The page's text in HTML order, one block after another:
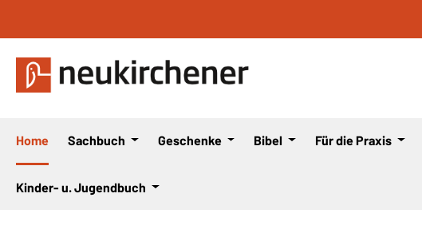
Home Sachbuch Geschenke Bibel Für die Praxis
Kinder- u. Jugendbuch